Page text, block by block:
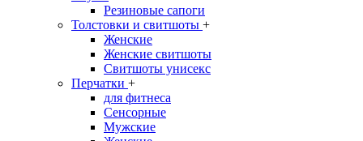
Резиновые сапоги
Толстовки и свитшоты +
Женские
Женские свитшоты
Свитшоты унисекс
Перчатки +
для фитнеса
Сенсорные
Мужские